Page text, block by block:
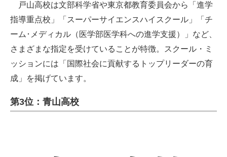
戸山高校は文部科学省や東京都教育委員会から「進学
指導重点校」「スーパーサイエンスハイスクール」「チ
ーム･メディカル（医学部医学科への進学支援）」など、
さまざまな指定を受けていることが特徴。スクール・ミ
ッションには「国際社会に貢献するトップリーダーの育
成」を掲げています。
第3位：青山高校